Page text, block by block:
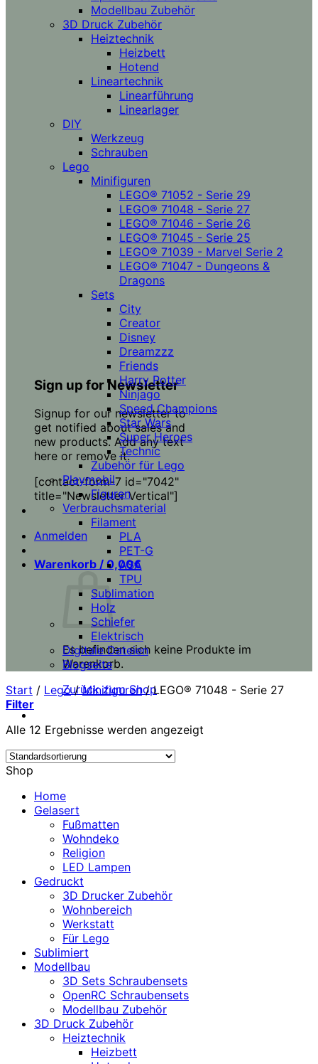
Sign up for Newsletter
Signup for our newsletter to
get notified about sales and
new products. Add any text
here or remove it.
[contact-form-7 id="7042"
title="Newsletter Vertical"]
Anmelden
Warenkorb / 0,00€
Es befinden sich keine Produkte im
Warenkorb.
Zurück zum Shop
Modellbau Zubehör
3D Druck Zubehör
Heiztechnik
Heizbett
Hotend
Lineartechnik
Linearführung
Linearlager
DIY
Werkzeug
Schrauben
Lego
Minifiguren
LEGO® 71052 - Serie 29
LEGO® 71048 - Serie 27
LEGO® 71046 - Serie 26
LEGO® 71045 - Serie 25
LEGO® 71039 - Marvel Serie 2
LEGO® 71047 - Dungeons &
Dragons
Sets
City
Creator
Disney
Dreamzzz
Friends
Harry Potter
Ninjago
Speed Champions
Star Wars
Super Heroes
Technic
Zubehör für Lego
Playmobil
Figuren
Verbrauchsmaterial
Filament
PLA
PET-G
ASA
TPU
Sublimation
Holz
Schiefer
Elektrisch
Digitale Dateien
Blogseite
Start / Lego / Minifiguren /LEGO® 71048 - Serie 27
Filter
Alle 12 Ergebnisse werden angezeigt
Shop
Home
Gelasert
Fußmatten
Wohndeko
Religion
LED Lampen
Gedruckt
3D Drucker Zubehör
Wohnbereich
Werkstatt
Für Lego
Sublimiert
Modellbau
3D Sets Schraubensets
OpenRC Schraubensets
Modellbau Zubehör
3D Druck Zubehör
Heiztechnik
Heizbett